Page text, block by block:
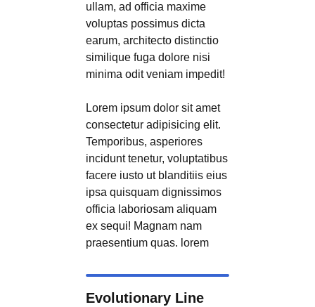
ullam, ad officia maxime
voluptas possimus dicta
earum, architecto distinctio
similique fuga dolore nisi
minima odit veniam impedit!
Lorem ipsum dolor sit amet
consectetur adipisicing elit.
Temporibus, asperiores
incidunt tenetur, voluptatibus
facere iusto ut blanditiis eius
ipsa quisquam dignissimos
officia laboriosam aliquam
ex sequi! Magnam nam
praesentium quas. lorem
Evolutionary Line